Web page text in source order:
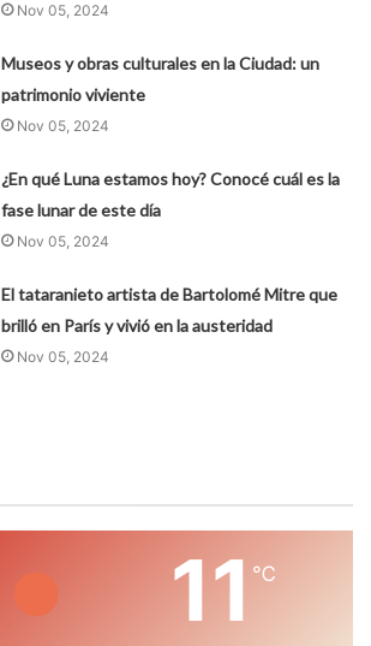
Nov 05, 2024
Museos y obras culturales en la Ciudad: un
patrimonio viviente
Nov 05, 2024
¿En qué Luna estamos hoy? Conocé cuál es la
fase lunar de este día
Nov 05, 2024
El tataranieto artista de Bartolomé Mitre que
brilló en París y vivió en la austeridad
Nov 05, 2024
11 ℃